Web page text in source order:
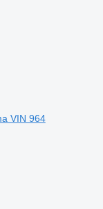
VIN 964